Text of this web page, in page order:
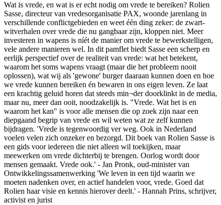
Wat is vrede, en wat is er echt nodig om vrede te bereiken? Rolien
Sasse, directeur van vredesorganisatie PAX, woonde jarenlang in
verschillende conflictgebieden en weet één ding zeker: de zwart-
witverhalen over vrede die nu gangbaar zijn, kloppen niet. Meer
investeren in wapens is níét de manier om vrede te bewerkstelligen,
vele andere manieren wel. In dit pamflet biedt Sasse een scherp en
eerlijk perspectief over de realiteit van vrede: wat het betekent,
waarom het soms wapens vraagt (maar die het probleem nooit
oplossen), wat wij als 'gewone' burger daaraan kunnen doen en hoe
we vrede kunnen bereiken én bewaren in ons eigen leven. Ze laat
een krachtig geluid horen dat steeds min¬der doorklinkt in de media,
maar nu, meer dan ooit, noodzakelijk is. "Vrede. Wat het is en
waarom het kan" is voor alle mensen die op zoek zijn naar een
diepgaand begrip van vrede en wil weten wat ze zelf kunnen
bijdragen. 'Vrede is tegenwoordig ver weg. Ook in Nederland
voelen velen zich onzeker en bezorgd. Dit boek van Rolien Sasse is
een gids voor iedereen die niet alleen wil toekijken, maar
meewerken om vrede dichterbij te brengen. Oorlog wordt door
mensen gemaakt. Vrede ook.' - Jan Pronk, oud-minister van
Ontwikkelingssamenwerking 'We leven in een tijd waarin we
moeten nadenken over, en actief handelen voor, vrede. Goed dat
Rolien haar visie en kennis hierover deelt.' - Hannah Prins, schrijver,
activist en jurist